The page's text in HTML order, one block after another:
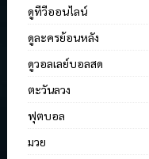
ดูทีวีออนไลน์
ดูละครย้อนหลัง
ดูวอลเลย์บอลสด
ตะวันลวง
ฟุตบอล
มวย